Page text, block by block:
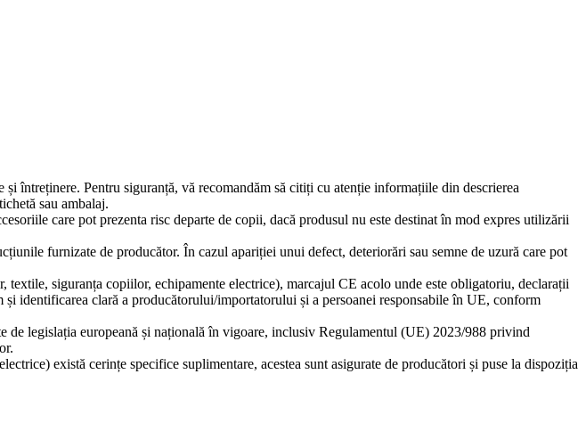
întreținere. Pentru siguranță, vă recomandăm să citiți cu atenție informațiile din descrierea
sau ambalaj.
care pot prezenta risc departe de copii, dacă produsul nu este destinat în mod expres utilizării
furnizate de producător. În cazul apariției unui defect, deteriorări sau semne de uzură care pot
siguranța copiilor, echipamente electrice), marcajul CE acolo unde este obligatoriu, declarații
identificarea clară a producătorului/importatorului și a persoanei responsabile în UE, conform
de legislația europeană și națională în vigoare, inclusiv Regulamentul (UE) 2023/988 privind
există cerințe specifice suplimentare, acestea sunt asigurate de producători și puse la dispoziția